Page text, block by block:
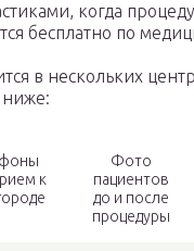
когда
бесплатно по
в нескольких
ниже:
к
Фото
пациентов
до и после
процедуры